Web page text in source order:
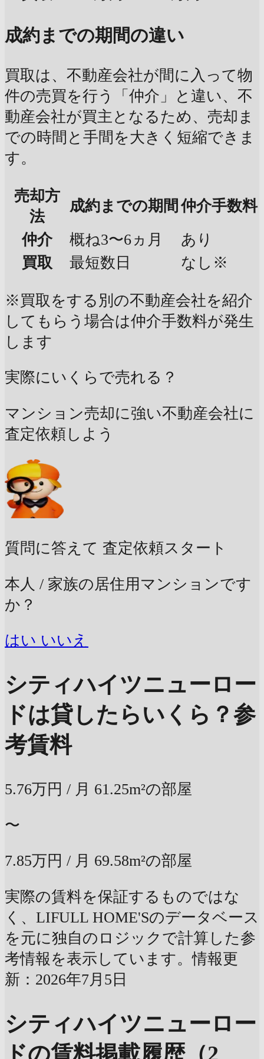
成約までの期間の違い
買取は、不動産会社が間に入って物
件の売買を行う「仲介」と違い、不
動産会社が買主となるため、売却ま
での時間と手間を大きく短縮できま
す。
売却方
法
成約までの期間 仲介手数料
仲介
概ね3〜6ヵ月
あり
買取
最短数日 なし※
※買取をする別の不動産会社を紹介
してもらう場合は仲介手数料が発生
します
実際にいくらで売れる？
マンション売却に強い不動産会社に
査定依頼しよう
質問に答えて 査定依頼スタート
本人 / 家族の居住用マンションです
か？
はい いいえ
シティハイツニューロー
ドは貸したらいくら？参
考賃料
5.76万円 / 月 61.25m²の部屋
〜
7.85万円 / 月 69.58m²の部屋
実際の賃料を保証するものではな
く、LIFULL HOME'Sのデータベース
を元に独自のロジックで計算した参
考情報を表示しています。情報更
新：2026年7月5日
シティハイツニューロー
ドの賃料掲載履歴（2